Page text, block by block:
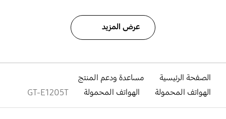
عرض المزيد
الصفحة الرئيسية
مساعدة ودعم المنتج
الهواتف المحمولة
الهواتف المحمولة GT-E1205T